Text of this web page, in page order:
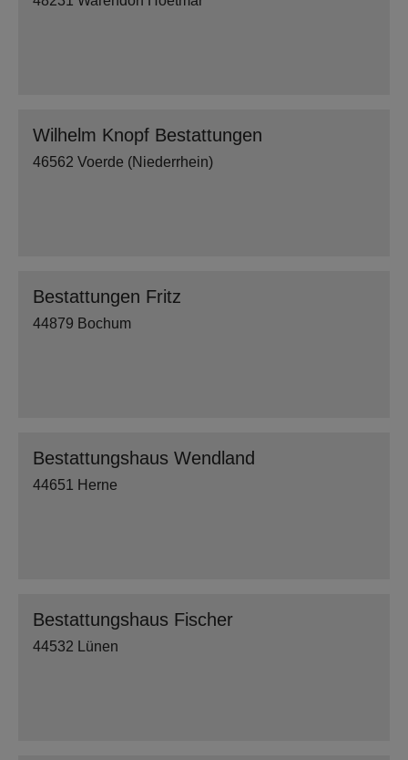
Wilhelm Knopf Bestattungen
46562 Voerde (Niederrhein)
Bestattungen Fritz
44879 Bochum
Bestattungshaus Wendland
44651 Herne
Bestattungshaus Fischer
44532 Lünen